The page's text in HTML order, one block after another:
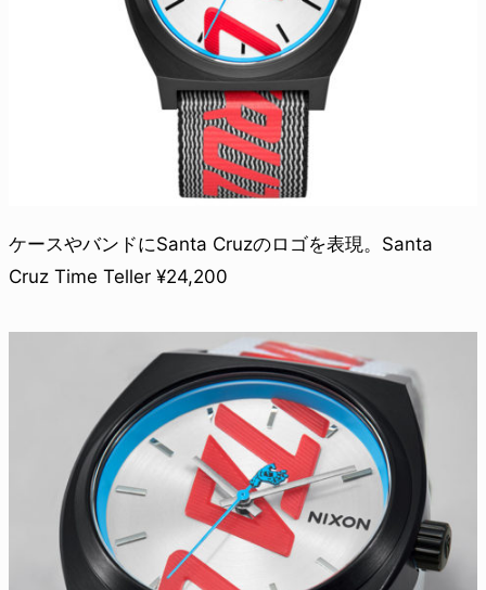
ケースやバンドにSanta Cruzのロゴを表現。Santa
Cruz Time Teller ¥24,200